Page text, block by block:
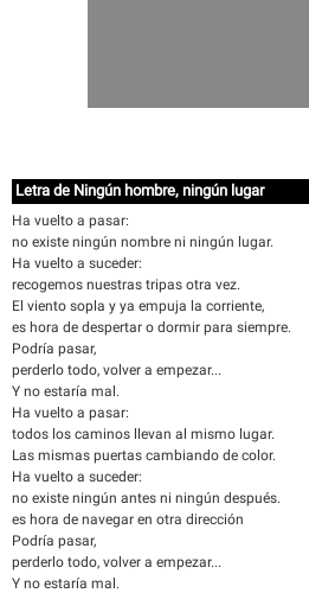
Letra de Ningún hombre, ningún lugar
Ha vuelto a pasar:
no existe ningún nombre ni ningún lugar.
Ha vuelto a suceder:
recogemos nuestras tripas otra vez.
El viento sopla y ya empuja la corriente,
es hora de despertar o dormir para siempre.
Podría pasar,
perderlo todo, volver a empezar...
Y no estaría mal.
Ha vuelto a pasar:
todos los caminos llevan al mismo lugar.
Las mismas puertas cambiando de color.
Ha vuelto a suceder:
no existe ningún antes ni ningún después.
es hora de navegar en otra dirección
Podría pasar,
perderlo todo, volver a empezar...
Y no estaría mal.